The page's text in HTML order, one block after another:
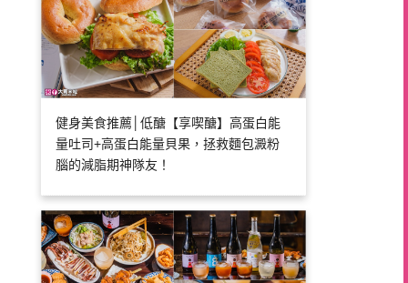
健身美食推薦│低醣【享喫醣】高蛋白能
量吐司+高蛋白能量貝果，拯救麵包澱粉
腦的減脂期神隊友！